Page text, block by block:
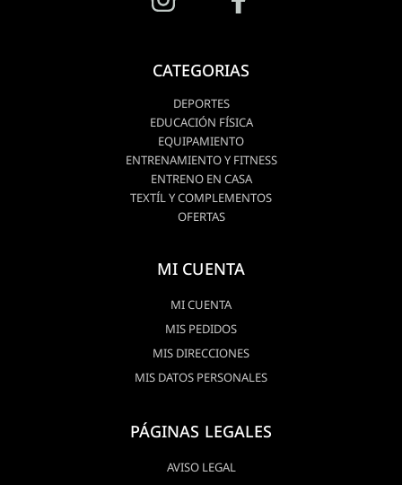
CATEGORIAS
DEPORTES
EDUCACIÓN FÍSICA
EQUIPAMIENTO
ENTRENAMIENTO Y FITNESS
ENTRENO EN CASA
TEXTÍL Y COMPLEMENTOS
OFERTAS
MI CUENTA
MI CUENTA
MIS PEDIDOS
MIS DIRECCIONES
MIS DATOS PERSONALES
PÁGINAS LEGALES
AVISO LEGAL